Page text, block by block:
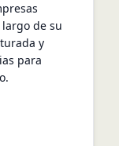
de su
y
para